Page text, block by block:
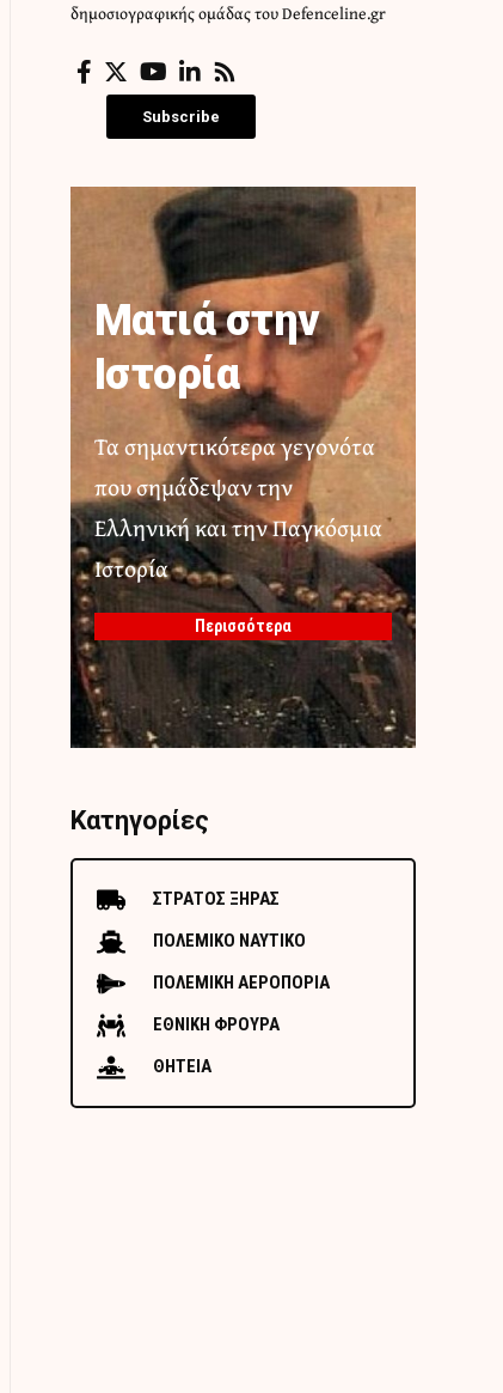
δημοσιογραφικής ομάδας του Defenceline.gr
Subscribe
Ματιά στην
Ιστορία
Τα σημαντικότερα γεγονότα
που σημάδεψαν την
Ελληνική και την Παγκόσμια
Ιστορία
Περισσότερα
Κατηγορίες
ΣΤΡΑΤΟΣ ΞΗΡΑΣ
ΠΟΛΕΜΙΚΟ ΝΑΥΤΙΚΟ
ΠΟΛΕΜΙΚΗ ΑΕΡΟΠΟΡΙΑ
ΕΘΝΙΚΗ ΦΡΟΥΡΑ
ΘΗΤΕΙΑ